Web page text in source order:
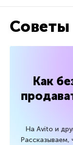
Советы
Как
На Avito и
Рассказываем,